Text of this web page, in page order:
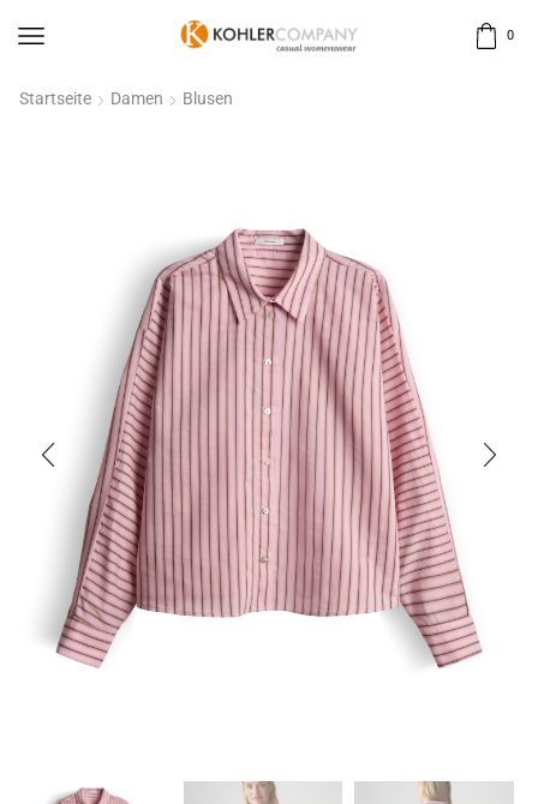
0
Startseite Damen Blusen